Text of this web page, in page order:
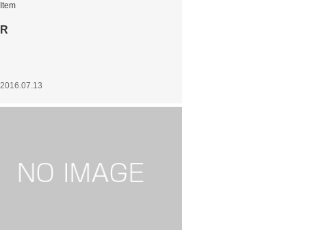
Item
R
2016.07.13